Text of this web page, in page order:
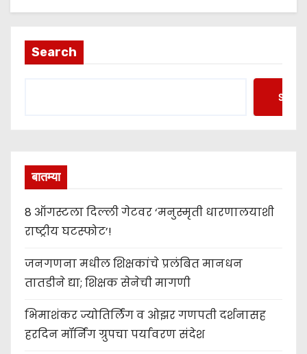
Search
बातम्या
8 ऑगस्टला दिल्ली गेटवर ‘मनुस्मृती धारणालयाशी
राष्ट्रीय घटस्फोट’!
जनगणना मधील शिक्षकांचे प्रलंबित मानधन
तातडीने द्या; शिक्षक सेनेची मागणी
भिमाशंकर ज्योतिर्लिंग व ओझर गणपती दर्शनासह
हरदिन मॉर्निंग ग्रुपचा पर्यावरण संदेश